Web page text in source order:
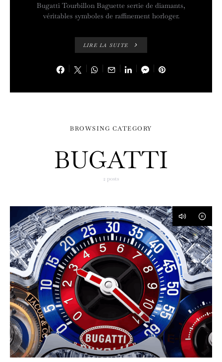
Bugatti Tourbillon Baguette sertie de diamants,
véritables symboles de raffinement horloger.
LIRE LA SUITE
BROWSING CATEGORY
BUGATTI
2 posts